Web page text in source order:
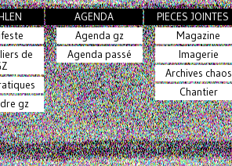
de
gz
AGENDA
Agenda gz
Agenda passé
PIECES JOINTES
Magazine
Imagerie
Archives chaos
Chantier